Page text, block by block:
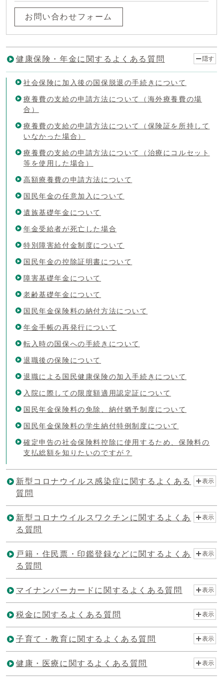
お問い合わせフォーム
健康保険・年金に関するよくある質問 隠す
社会保険に加入後の国保脱退の手続きについて
療養費の支給の申請方法について（海外療養費の場
合）
療養費の支給の申請方法について（保険証を所持して
いなかった場合）
療養費の支給の申請方法について（治療にコルセット
等を使用した場合）
高額療養費の申請方法について
国民年金の任意加入について
遺族基礎年金について
年金受給者が死亡した場合
特別障害給付金制度について
国民年金の控除証明書について
障害基礎年金について
老齢基礎年金について
国民年金保険料の納付方法について
年金手帳の再発行について
転入時の国保への手続きについて
退職後の保険について
退職による国民健康保険の加入手続きについて
入院に際しての限度額適用認定証について
国民年金保険料の免除、納付猶予制度について
国民年金保険料の学生納付特例制度について
確定申告の社会保険料控除に使用するため、保険料の
支払総額を知りたいのですが？
新型コロナウイルス感染症に関するよくある
質問
表示
新型コロナウイルスワクチンに関するよくあ
る質問
表示
戸籍・住民票・印鑑登録などに関するよくあ
る質問
表示
マイナンバーカードに関するよくある質問 表示
税金に関するよくある質問 表示
子育て・教育に関するよくある質問 表示
健康・医療に関するよくある質問 表示